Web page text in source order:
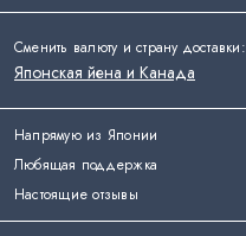
Напрямую из Японии
Любящая поддержка
Настоящие отзывы
Сменить валюту и страну доставки:
Японская йена и Канада